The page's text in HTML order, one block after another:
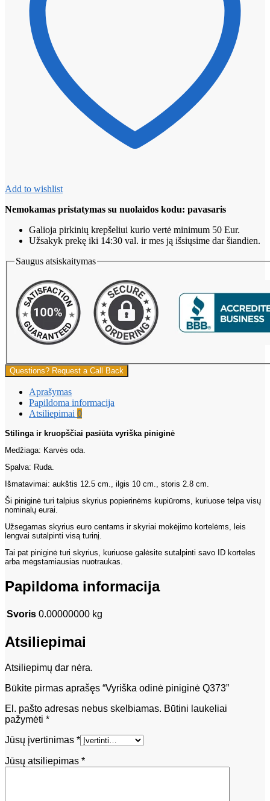
Add to wishlist
Nemokamas pristatymas su nuolaidos kodu: pavasaris
Galioja pirkinių krepšeliui kurio vertė minimum 50 Eur.
Užsakyk prekę iki 14:30 val. ir mes ją išsiųsime dar šiandien.
Saugus atsiskaitymas
Questions? Request a Call Back
Aprašymas
Papildoma informacija
Atsiliepimai 0
Stilinga ir kruopščiai pasiūta vyriška piniginė
Medžiaga: Karvės oda.
Spalva: Ruda.
Išmatavimai: aukštis 12.5 cm., ilgis 10 cm., storis 2.8 cm.
Ši piniginė turi talpius skyrius popierinėms kupiūroms, kuriuose telpa visų
nominalų eurai.
Užsegamas skyrius euro centams ir skyriai mokėjimo kortelėms, leis
lengvai sutalpinti visą turinį.
Tai pat piniginė turi skyrius, kuriuose galėsite sutalpinti savo ID korteles
arba mėgstamiausias nuotraukas.
Papildoma informacija
Svoris 0.00000000 kg
Atsiliepimai
Atsiliepimų dar nėra.
Būkite pirmas aprašęs “Vyriška odinė piniginė Q373”
El. pašto adresas nebus skelbiamas. Būtini laukeliai
pažymėti *
Jūsų įvertinimas *
Jūsų atsiliepimas *